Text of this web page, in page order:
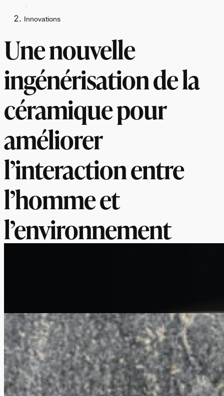
Innovations
Une nouvelle
ingénérisation de la
céramique pour
améliorer
l’interaction entre
l’homme et
l’environnement